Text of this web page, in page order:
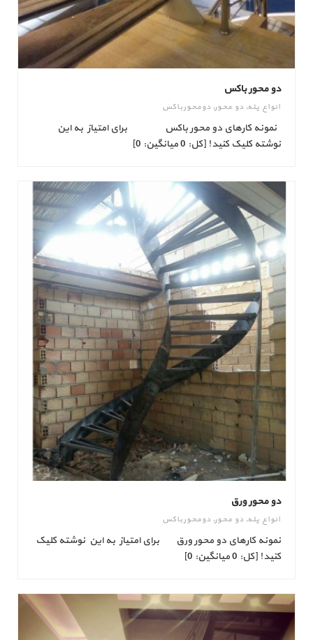
دو محور باکس
انواع پله, دو محور, دومحورباکس
نمونه کارهای دو محور باکس برای امتیاز به این
نوشته کلیک کنید! [کل: 0 میانگین: 0]
دو محور ورق
انواع پله, دو محور, دومحورباکس
نمونه کارهای دو محور ورق برای امتیاز به این نوشته کلیک
کنید! [کل: 0 میانگین: 0]